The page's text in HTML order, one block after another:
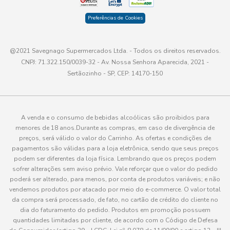
Preferências de Cookies
@2021 Savegnago Supermercados Ltda. - Todos os direitos reservados.
CNPJ: 71.322.150/0039-32 - Av. Nossa Senhora Aparecida, 2021 -
Sertãozinho - SP, CEP: 14170-150
A venda e o consumo de bebidas alcoólicas são proibidos para
menores de 18 anos.Durante as compras, em caso de divergência de
preços, será válido o valor do Carrinho. As ofertas e condições de
pagamentos são válidas para a loja eletrônica, sendo que seus preços
podem ser diferentes da loja física. Lembrando que os preços podem
sofrer alterações sem aviso prévio. Vale reforçar que o valor do pedido
poderá ser alterado, para menos, por conta de produtos variáveis; e não
vendemos produtos por atacado por meio do e-commerce. O valor total
da compra será processado, de fato, no cartão de crédito do cliente no
dia do faturamento do pedido. Produtos em promoção possuem
quantidades limitadas por cliente, de acordo com o Código de Defesa